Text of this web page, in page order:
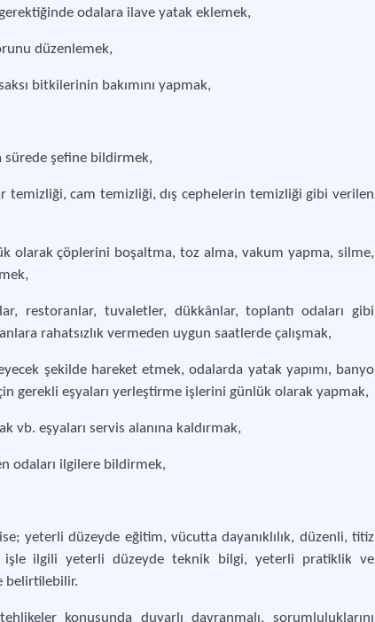
odalara ilave yatak eklemek,
düzenlemek,
bitkilerinin bakımını yapmak,
sürede şefine bildirmek,
temizliği, cam temizliği, dış cephelerin temizliği gibi verilen
olarak çöplerini boşaltma, toz alma, vakum yapma, silme,
restoranlar, tuvaletler, dükkânlar, toplantı odaları gibi
rahatsızlık vermeden uygun saatlerde çalışmak,
şekilde hareket etmek, odalarda yatak yapımı, banyo
gerekli eşyaları yerleştirme işlerini günlük olarak yapmak,
vb. eşyaları servis alanına kaldırmak,
odaları ilgilere bildirmek,
yeterli düzeyde eğitim, vücutta dayanıklılık, düzenli, titiz
işle ilgili yeterli düzeyde teknik bilgi, yeterli pratiklik ve
belirtilebilir.
konusunda duyarlı davranmalı, sorumluluklarını